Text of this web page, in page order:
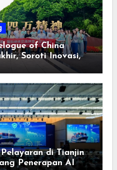
of China
Soroti Inovasi,
Pembangunan
di Tianjin
Penerapan AI